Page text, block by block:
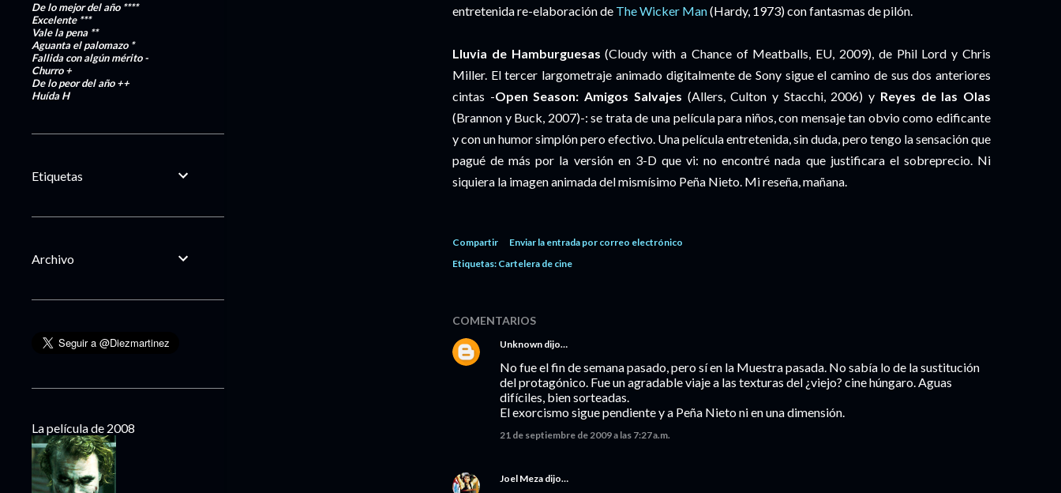
entretenida re-elaboración de The Wicker Man(Hardy, 1973) con fantasmas de pilón.
Lluvia de Hamburguesas (Cloudy with a Chance of Meatballs, EU, 2009), de Phil Lord y Chris
Miller. El tercer largometraje animado digitalmente de Sony sigue el camino de sus dos anteriores
cintas -Open Season: Amigos Salvajes (Allers, Culton y Stacchi, 2006) y Reyes de las Olas
(Brannon y Buck, 2007)-: se trata de una película para niños, con mensaje tan obvio como edificante
y con un humor simplón pero efectivo. Una película entretenida, sin duda, pero tengo la sensación que
pagué de más por la versión en 3-D que vi: no encontré nada que justificara el sobreprecio. Ni
siquiera la imagen animada del mismísimo Peña Nieto. Mi reseña, mañana.
Compartir
Enviar la entrada por correo electrónico
Etiquetas: Cartelera de cine
COMENTARIOS
Unknown dijo…
No fue el fin de semana pasado, pero sí en la Muestra pasada. No sabía lo de la sustitución
del protagónico. Fue un agradable viaje a las texturas del ¿viejo? cine húngaro. Aguas
difíciles, bien sorteadas.
El exorcismo sigue pendiente y a Peña Nieto ni en una dimensión.
21 de septiembre de 2009 a las 7:27 a.m.
Joel Meza dijo…
De lo mejor del año ****
Excelente***
Vale la pena **
Aguanta el palomazo *
Fallida con algún mérito-
Churro+
De lo peor del año++
HuídaH
Etiquetas
Archivo
La película de 2008